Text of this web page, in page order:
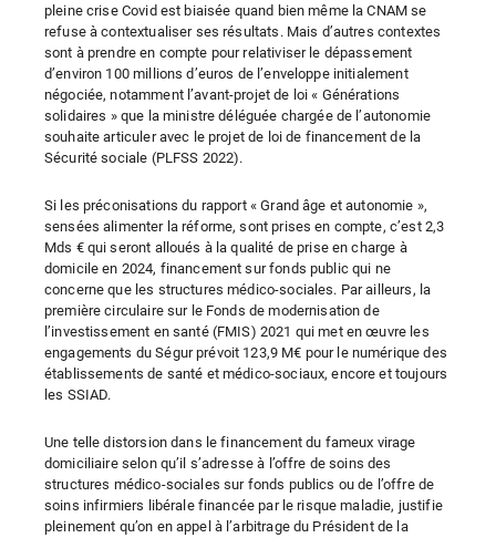
pleine crise Covid est biaisée quand bien même la CNAM se
refuse à contextualiser ses résultats. Mais d’autres contextes
sont à prendre en compte pour relativiser le dépassement
d’environ 100 millions d’euros de l’enveloppe initialement
négociée, notamment l’avant-projet de loi « Générations
solidaires » que la ministre déléguée chargée de l’autonomie
souhaite articuler avec le projet de loi de financement de la
Sécurité sociale (PLFSS 2022).
Si les préconisations du rapport « Grand âge et autonomie »,
sensées alimenter la réforme, sont prises en compte, c’est 2,3
Mds € qui seront alloués à la qualité de prise en charge à
domicile en 2024, financement sur fonds public qui ne
concerne que les structures médico-sociales. Par ailleurs, la
première circulaire sur le Fonds de modernisation de
l’investissement en santé (FMIS) 2021 qui met en œuvre les
engagements du Ségur prévoit 123,9 M€ pour le numérique des
établissements de santé et médico-sociaux, encore et toujours
les SSIAD.
Une telle distorsion dans le financement du fameux virage
domiciliaire selon qu’il s’adresse à l’offre de soins des
structures médico-sociales sur fonds publics ou de l’offre de
soins infirmiers libérale financée par le risque maladie, justifie
pleinement qu’on en appel à l’arbitrage du Président de la